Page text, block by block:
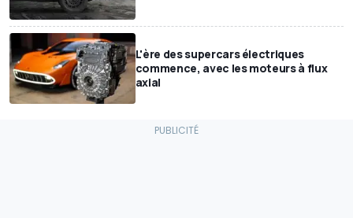
L'ère des supercars électriques
commence, avec les moteurs à flux
axial